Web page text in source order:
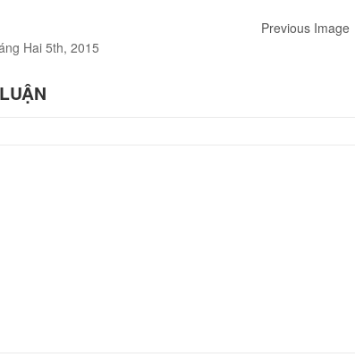
Previous Image
Hai 5th, 2015